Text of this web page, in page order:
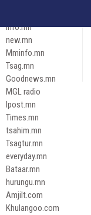
info.mn
new.mn
Mminfo.mn
Tsag.mn
Goodnews.mn
MGL radio
Ipost.mn
Times.mn
tsahim.mn
Tsagtur.mn
everyday.mn
Bataar.mn
hurungu.mn
Amjilt.com
Khulangoo.com